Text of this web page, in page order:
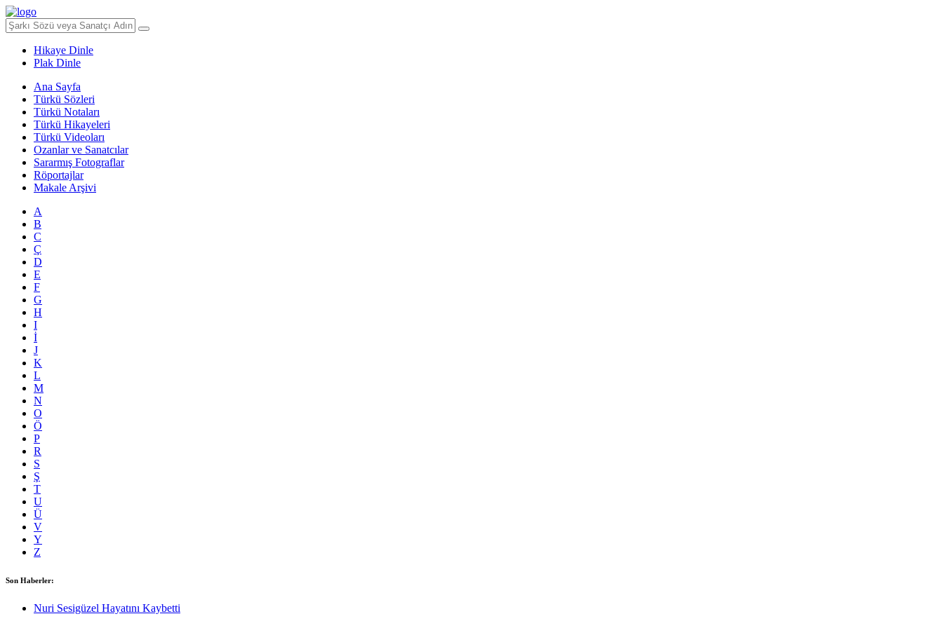
Hikaye Dinle
Plak Dinle
Ana Sayfa
Türkü Sözleri
Türkü Notaları
Türkü Hikayeleri
Türkü Videoları
Ozanlar ve Sanatcılar
Sararmış Fotograflar
Röportajlar
Makale Arşivi
A
B
C
Ç
D
E
F
G
H
I
İ
J
K
L
M
N
O
Ö
P
R
S
Ş
T
U
Ü
V
Y
Z
Son Haberler:
Nuri Sesigüzel Hayatını Kaybetti